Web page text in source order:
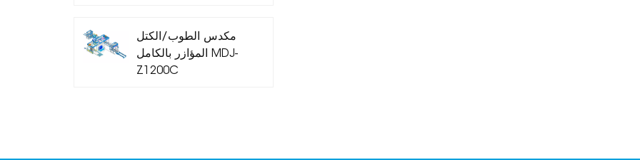
مكدس الطوب/الكتل
المؤازر بالكامل MDJ-
Z1200C